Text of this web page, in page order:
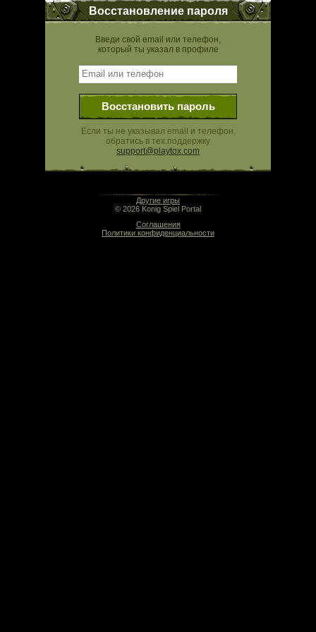
Восстановление пароля
Введи свой email или телефон,
который ты указал в профиле
Восстановить пароль
Если ты не указывал email и телефон,
обратись в тех.поддержку
support@playtox.com
Другие игры
© 2026 Konig Spiel Portal
Соглашения
Политики конфиденциальности